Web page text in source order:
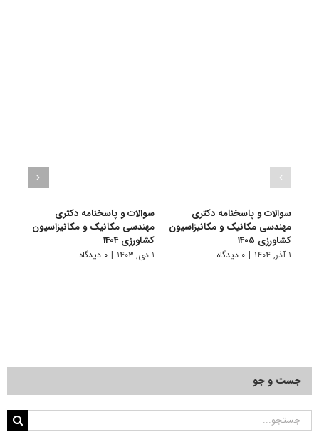
سوالات و پاسخنامه دکتری
مهندسی مکانیک و مکانیزاسیون
کشاورزی ۱۴۰۵
۱ آذر, ۱۴۰۴ | ۰ دیدگاه
سوالات و پاسخنامه دکتری
مهندسی مکانیک و مکانیزاسیون
کشاورزی ۱۴۰۴
۱ دی, ۱۴۰۳ | ۰ دیدگاه
جست و جو
جستجو